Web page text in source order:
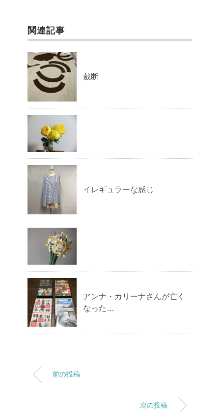
関連記事
裁断
イレギュラーな感じ
アンナ・カリーナさんが亡く
なった…
前の投稿
次の投稿